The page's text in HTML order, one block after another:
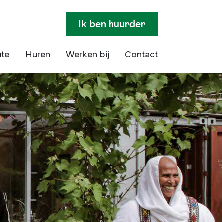
Ik ben huurder
Huren Werken bij Contact